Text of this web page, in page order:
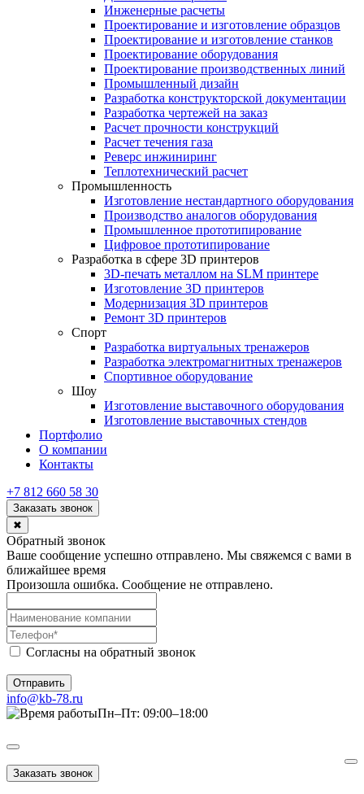
Инженерные расчеты
Проектирование и изготовление образцов
Проектирование и изготовление станков
Проектирование оборудования
Проектирование производственных линий
Промышленный дизайн
Разработка конструкторской документации
Разработка чертежей на заказ
Расчет прочности конструкций
Расчет течения газа
Реверс инжиниринг
Теплотехнический расчет
Промышленность
Изготовление нестандартного оборудования
Производство аналогов оборудования
Промышленное прототипирование
Цифровое прототипирование
Разработка в сфере 3D принтеров
3D-печать металлом на SLM принтере
Изготовление 3D принтеров
Модернизация 3D принтеров
Ремонт 3D принтеров
Спорт
Разработка виртуальных тренажеров
Разработка электромагнитных тренажеров
Спортивное оборудование
Шоу
Изготовление выставочного оборудования
Изготовление выставочных стендов
Портфолио
О компании
Контакты
+7 812 660 58 30
Заказать звонок
✖
Обратный звонок
Ваше сообщение успешно отправлено. Мы свяжемся с вами в
ближайшее время
Произошла ошибка. Сообщение не отправлено.
Согласны на обратный звонок
Отправить
info@kb-78.ru
Пн–Пт: 09:00–18:00
Заказать звонок